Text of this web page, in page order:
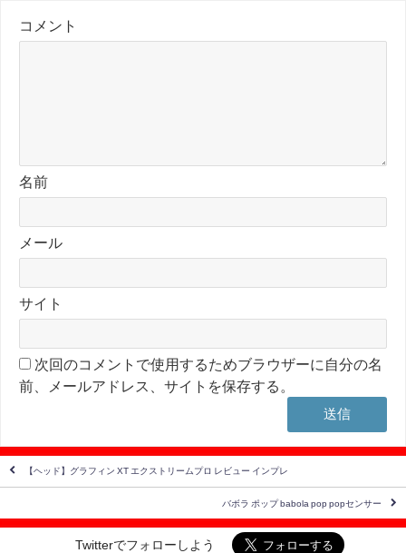
コメント
名前
メール
サイト
次回のコメントで使用するためブラウザーに自分の名
前、メールアドレス、サイトを保存する。
【ヘッド】グラフィン XT エクストリームプロ レビュー インプレ
バボラ ポップ babola pop popセンサー
Twitterでフォローしよう